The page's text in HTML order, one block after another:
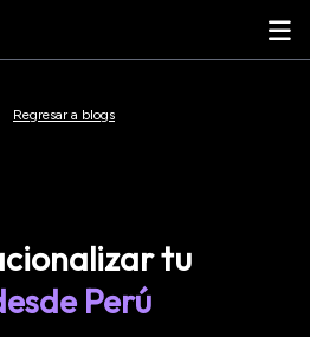
Regresar a blogs
tu
Perú